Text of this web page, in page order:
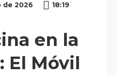
de 2026 18:19
en la
El Móvil